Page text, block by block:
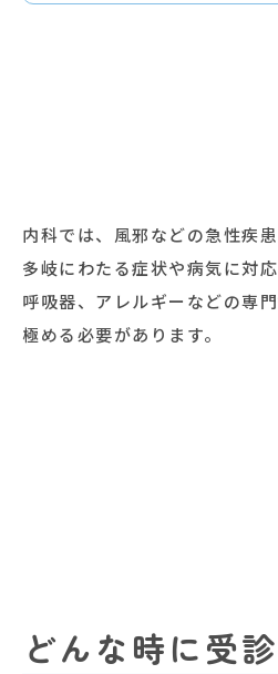
内科では、風邪などの急性疾
多岐にわたる症状や病気に対
呼吸器、アレルギーなどの専
極める必要があります。
どんな時に受